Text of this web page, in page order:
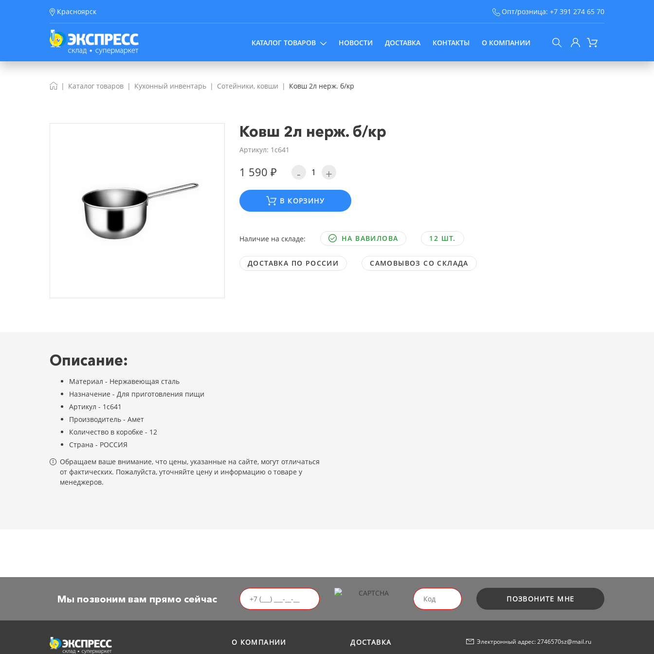
Красноярск Опт/розница: +7 391 274 65 70
КАТАЛОГ ТОВАРОВ НОВОСТИ ДОСТАВКА КОНТАКТЫ О КОМПАНИИ
Каталог товаров Кухонный инвентарь Сотейники, ковши Ковш 2л нерж. б/кр
Ковш 2л нерж. б/кр
Артикул: 1с641
1 590 ₽ - +
В КОРЗИНУ
Наличие на складе: НА ВАВИЛОВА 12 ШТ.
ДОСТАВКА ПО РОССИИ САМОВЫВОЗ СО СКЛАДА
Описание:
Материал - Нержавеющая сталь
Назначение - Для приготовления пищи
Артикул - 1с641
Производитель - Амет
Количество в коробке - 12
Страна - РОССИЯ
Обращаем ваше внимание, что цены, указанные на сайте, могут отличаться
от фактических. Пожалуйста, уточняйте цену и информацию о товаре у
менеджеров.
Мы позвоним вам прямо сейчас ПОЗВОНИТЕ МНЕ
О КОМПАНИИ
ДОСТАВКА
Электронный адрес: 2746570sz@mail.ru